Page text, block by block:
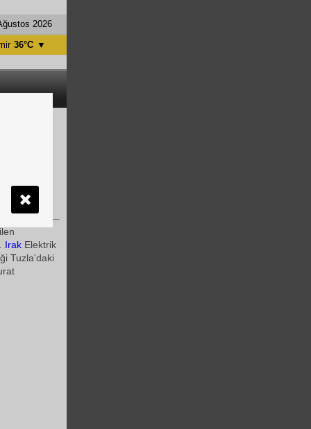
2026
36°C ▼
Irak Elektrik
Tuzla'daki